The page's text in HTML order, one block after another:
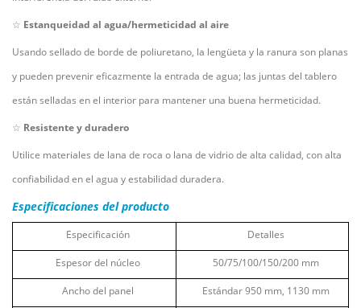
☆ Estanqueidad al agua/hermeticidad al aire
Usando sellado de borde de poliuretano, la lengüeta y la ranura son planas
y pueden prevenir eficazmente la entrada de agua; las juntas del tablero
están selladas en el interior para mantener una buena hermeticidad.
☆ Resistente y duradero
Utilice materiales de lana de roca o lana de vidrio de alta calidad, con alta
confiabilidad en el agua y estabilidad duradera.
Especificaciones del producto
Especificación Detalles
Espesor del núcleo 50/75/100/150/200 mm
Ancho del panel Estándar950 mm, 1130 mm